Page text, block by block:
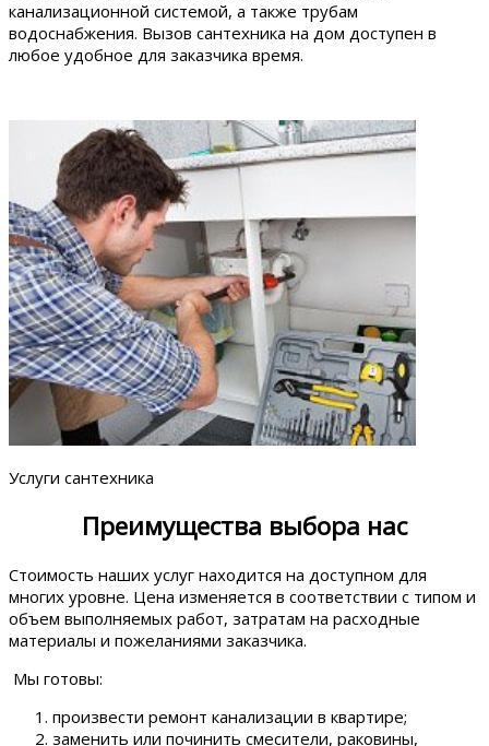
канализационной системой, а также трубам
водоснабжения. Вызов сантехника на дом доступен в
любое удобное для заказчика время.
Услуги сантехника
Преимущества выбора нас
Стоимость наших услуг находится на доступном для
многих уровне. Цена изменяется в соответствии с типом и
объем выполняемых работ, затратам на расходные
материалы и пожеланиями заказчика.
Мы готовы:
произвести ремонт канализации в квартире;
заменить или починить смесители, раковины,